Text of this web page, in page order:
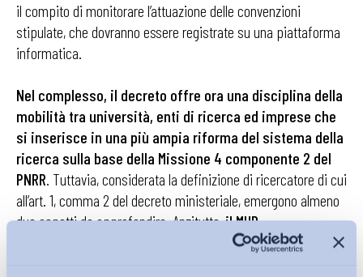
il compito di monitorare l’attuazione delle convenzioni
stipulate, che dovranno essere registrate su una piattaforma
informatica.
Nel complesso, il decreto offre ora una disciplina della
mobilità tra università, enti di ricerca ed imprese che
si inserisce in una più ampia riforma del sistema della
ricerca sulla base della Missione 4 componente 2 del
PNRR. Tuttavia, considerata la definizione di ricercatore di cui
all’art. 1, comma 2 del decreto ministeriale, emergono almeno
due aspetti da approfondire. Anzitutto,il MUR
considererebbe ricercatori soltanto coloro che